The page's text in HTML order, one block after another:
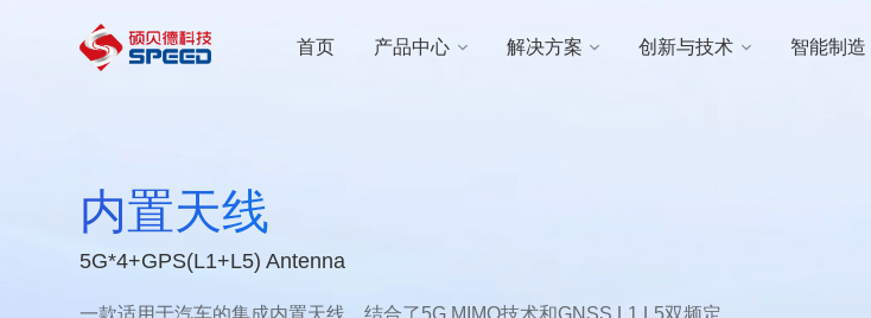
首页 产品中心 解决方案 创新与技术 智能制造
解决方案
内置天线
5G*4+GPS(L1+L5) Antenna